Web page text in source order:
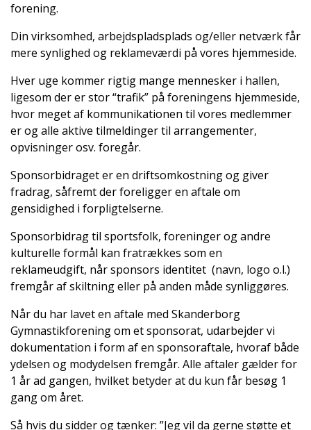
forening.
Din virksomhed, arbejdspladsplads og/eller netværk får
mere synlighed og reklameværdi på vores hjemmeside.
Hver uge kommer rigtig mange mennesker i hallen,
ligesom der er stor “trafik” på foreningens hjemmeside,
hvor meget af kommunikationen til vores medlemmer
er og alle aktive tilmeldinger til arrangementer,
opvisninger osv. foregår.
Sponsorbidraget er en driftsomkostning og giver
fradrag, såfremt der foreligger en aftale om
gensidighed i forpligtelserne.
Sponsorbidrag til sportsfolk, foreninger og andre
kulturelle formål kan fratrækkes som en
reklameudgift, når sponsors identitet (navn, logo o.l.)
fremgår af skiltning eller på anden måde synliggøres.
Når du har lavet en aftale med Skanderborg
Gymnastikforening om et sponsorat, udarbejder vi
dokumentation i form af en sponsoraftale, hvoraf både
ydelsen og modydelsen fremgår. Alle aftaler gælder for
1 år ad gangen, hvilket betyder at du kun får besøg 1
gang om året.
Så hvis du sidder og tænker: ”Jeg vil da gerne støtte et